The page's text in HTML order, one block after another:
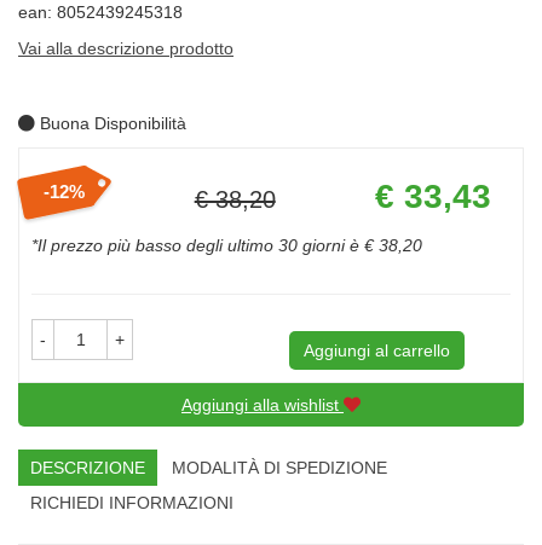
ean: 8052439245318
Vai alla descrizione prodotto
Buona Disponibilità
Sconto
del
12% € 38,20
Prezzo
scontato
€ 33,43
*Il prezzo più basso degli ultimo 30 giorni è € 38,20
- +
Aggiungi al carrello
Aggiungi alla wishlist
DESCRIZIONE
MODALITÀ DI SPEDIZIONE
RICHIEDI INFORMAZIONI